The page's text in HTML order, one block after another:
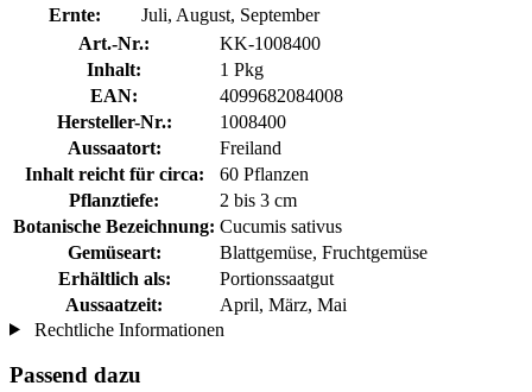
Ernte:
Juli, August, September
Art.-Nr.:
KK-1008400
Inhalt:
1 Pkg
EAN:
4099682084008
Hersteller-Nr.:
1008400
Aussaatort:
Freiland
Inhalt reicht für circa:
60 Pflanzen
Pflanztiefe:
2 bis 3 cm
Botanische Bezeichnung: Cucumis sativus
Gemüseart:
Blattgemüse, Fruchtgemüse
Erhältlich als:
Portionssaatgut
Aussaatzeit:
April, März, Mai
Rechtliche Informationen
Passend dazu